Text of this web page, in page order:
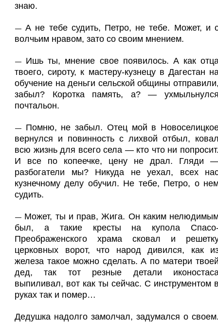
знаю.
—А не тебе судить, Петро, не тебе. Может, и
волчьим нравом, зато со своим мнением.
— Ишь ты, мнение свое появилось. А как
твоего, сироту, к мастеру-кузнецу в Дагестан
обучение на деньги сельской общины
забыл? Коротка память, а? —
почтальон.
— Помню, не забыл. Отец мой в
вернулся и повинность с лихвой отбыл,
всю жизнь для всего села — кто что ни
И все по копеечке, цену не драл. Гляди
разбогатели мы? Никуда не уехал, всех
кузнечному делу обучил. Не тебе, Петро, о
судить.
— Может, ты и прав, Жига. Он каким
был, а такие кресты на купола
Преображенского храма сковал и
церковных ворот, что народ дивился, как
железа такое можно сделать. А по матери
дед, так тот резные детали
выпиливал, вот как ты сейчас. С инструментом
руках так и помер…
Дедушка надолго замолчал, задумался о